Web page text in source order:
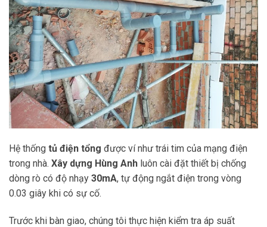
Hệ thống tủ điện tổng được ví như trái tim của mạng điện
trong nhà. Xây dựng Hùng Anh luôn cài đặt thiết bị chống
dòng rò có độ nhạy 30mA, tự động ngắt điện trong vòng
0.03 giây khi có sự cố.
Trước khi bàn giao, chúng tôi thực hiện kiểm tra áp suất